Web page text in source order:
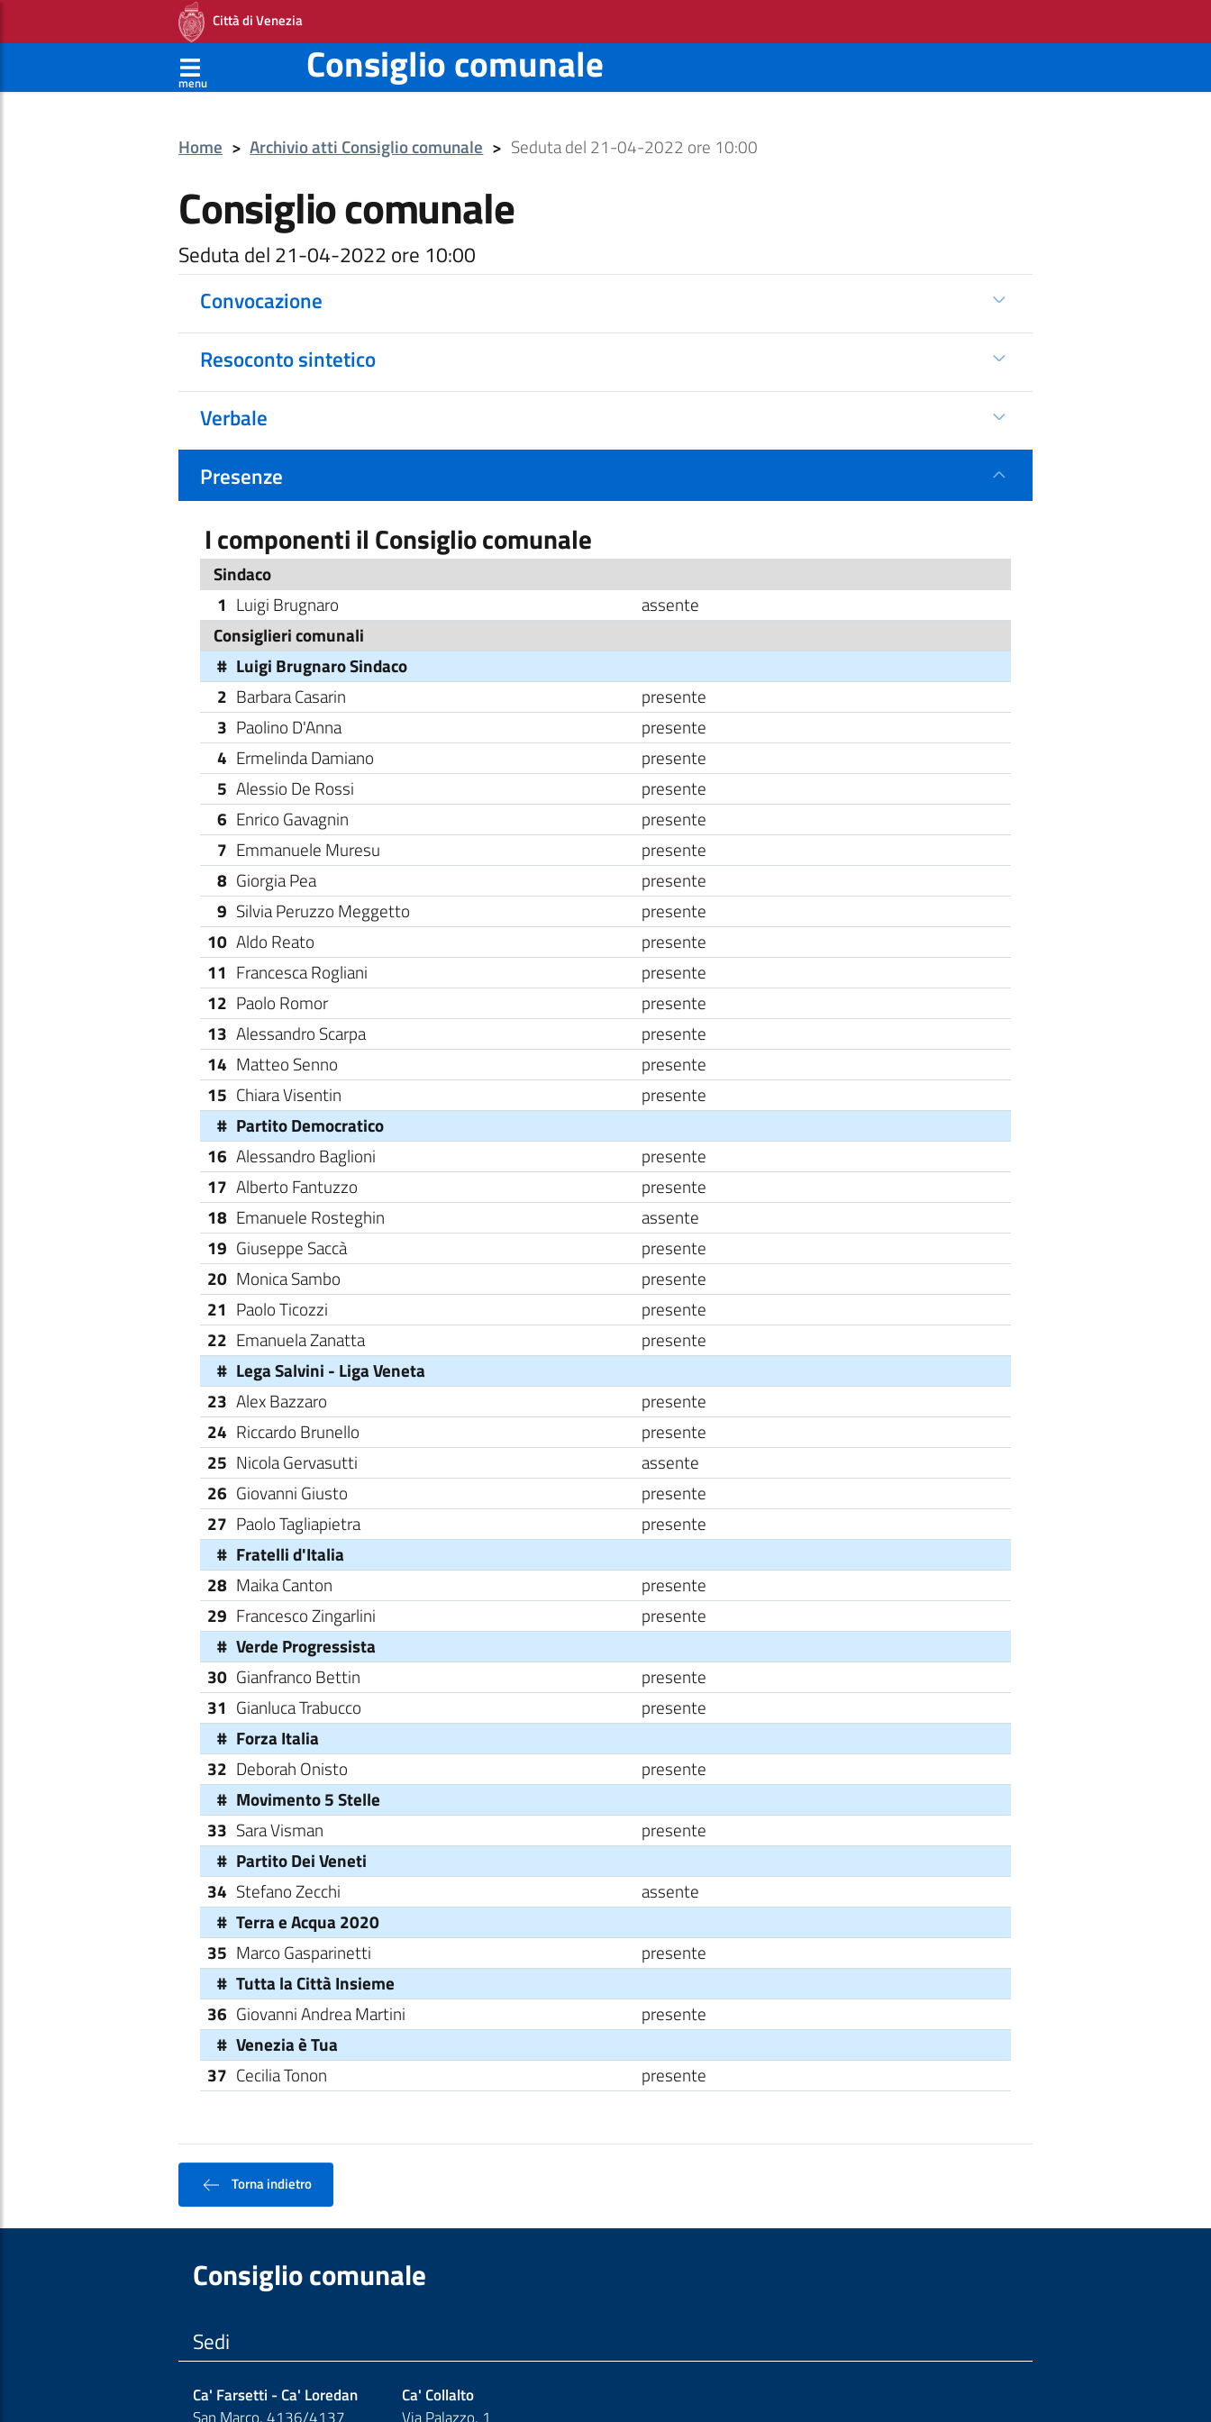
Città di Venezia
menu Consiglio comunale
Home > Archivio atti Consiglio comunale > Seduta del 21-04-2022 ore 10:00
Consiglio comunale
Seduta del 21-04-2022 ore 10:00
Convocazione
Resoconto sintetico
Verbale
Presenze
I componenti il Consiglio comunale
Sindaco
1 Luigi Brugnaro
assente
Consiglieri comunali
# Luigi Brugnaro Sindaco
2 Barbara Casarin
presente
3 Paolino D'Anna
presente
4 Ermelinda Damiano
presente
5 Alessio De Rossi
presente
6 Enrico Gavagnin
presente
7 Emmanuele Muresu
presente
8 Giorgia Pea
presente
9 Silvia Peruzzo Meggetto
presente
10 Aldo Reato
presente
11 Francesca Rogliani
presente
12 Paolo Romor
presente
13 Alessandro Scarpa
presente
14 Matteo Senno
presente
15 Chiara Visentin
presente
# Partito Democratico
16 Alessandro Baglioni
presente
17 Alberto Fantuzzo
presente
18 Emanuele Rosteghin
assente
19 Giuseppe Saccà
presente
20 Monica Sambo
presente
21 Paolo Ticozzi
presente
22 Emanuela Zanatta
presente
# Lega Salvini - Liga Veneta
23 Alex Bazzaro
presente
24 Riccardo Brunello
presente
25 Nicola Gervasutti
assente
26 Giovanni Giusto
presente
27 Paolo Tagliapietra
presente
# Fratelli d'Italia
28 Maika Canton
presente
29 Francesco Zingarlini
presente
# Verde Progressista
30 Gianfranco Bettin
presente
31 Gianluca Trabucco
presente
# Forza Italia
32 Deborah Onisto
presente
# Movimento 5 Stelle
33 Sara Visman
presente
# Partito Dei Veneti
34 Stefano Zecchi
assente
# Terra e Acqua 2020
35 Marco Gasparinetti
presente
# Tutta la Città Insieme
36 Giovanni Andrea Martini
presente
# Venezia è Tua
37 Cecilia Tonon presente
Torna indietro
Consiglio comunale
Sedi
Ca' Farsetti - Ca' Loredan
San Marco, 4136/4137
Ca' Collalto
Via Palazzo, 1